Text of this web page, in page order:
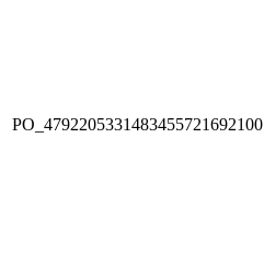
PO_4792205331483455721692100